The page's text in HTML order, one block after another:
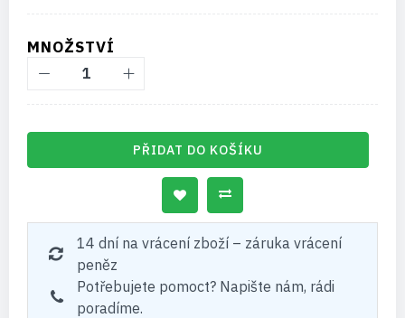
MNOŽSTVÍ
PŘIDAT DO KOŠÍKU
14 dní na vrácení zboží – záruka vrácení
peněz
Potřebujete pomoct? Napište nám, rádi
poradíme.